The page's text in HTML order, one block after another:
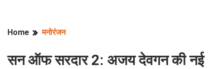
Home मनोरंजन
सन ऑफ सरदार 2: अजय देवगन की नई